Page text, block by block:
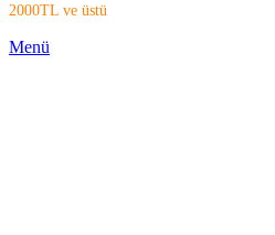
2000TL ve üstü
Menü